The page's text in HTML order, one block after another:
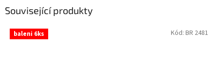
Související produkty
baleni 6ks Kód: BR 2481